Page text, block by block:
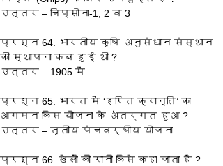
उत्तर – चिप्सोना-1, 2 व 3
प्रश्‍न 64. भारतीय कृषि अनुसंधान संस्थान
की स्थापना कब हुई थी ?
उत्तर – 1905 में
प्रश्‍न 65. भारत में ‘हरित क्रान्ति’ का
आगमन किस योजना के अंतर्गत हुआ ?
उत्तर – तृतीय पंचवर्षीय योजना
प्रश्‍न 66. खेलों की रानी किसे कहा जाता है ?